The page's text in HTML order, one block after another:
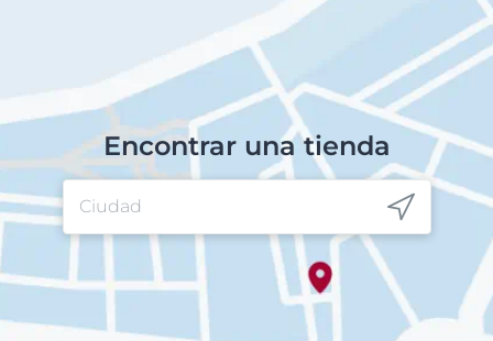
Encontrar una tienda